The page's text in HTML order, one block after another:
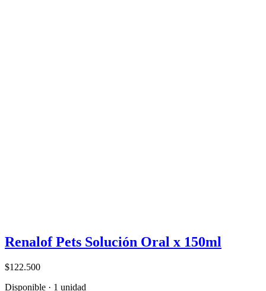
Renalof Pets Solución Oral x 150ml
$122.500
Disponible · 1 unidad